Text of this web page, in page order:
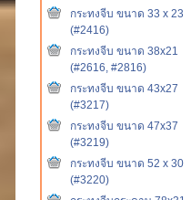
กระทงจีบ ขนาด 33 x 23
(#2416)
กระทงจีบ ขนาด 38x21
(#2616, #2816)
กระทงจีบ ขนาด 43x27
(#3217)
กระทงจีบ ขนาด 47x37
(#3219)
กระทงจีบ ขนาด 52 x 30
(#3220)